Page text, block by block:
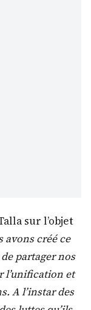
sur l’objet
avons créé ce
partager nos
l’unification et
A l’instar des